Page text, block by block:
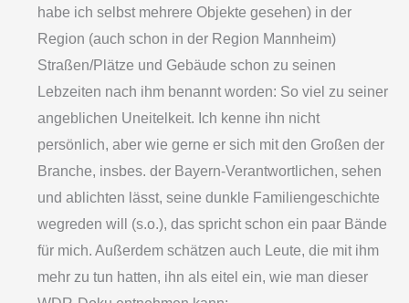
habe ich selbst mehrere Objekte gesehen) in der
Region (auch schon in der Region Mannheim)
Straßen/Plätze und Gebäude schon zu seinen
Lebzeiten nach ihm benannt worden: So viel zu seiner
angeblichen Uneitelkeit. Ich kenne ihn nicht
persönlich, aber wie gerne er sich mit den Großen der
Branche, insbes. der Bayern-Verantwortlichen, sehen
und ablichten lässt, seine dunkle Familiengeschichte
wegreden will (s.o.), das spricht schon ein paar Bände
für mich. Außerdem schätzen auch Leute, die mit ihm
mehr zu tun hatten, ihn als eitel ein, wie man dieser